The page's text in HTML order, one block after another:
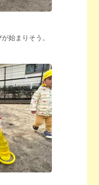
始まりそう。